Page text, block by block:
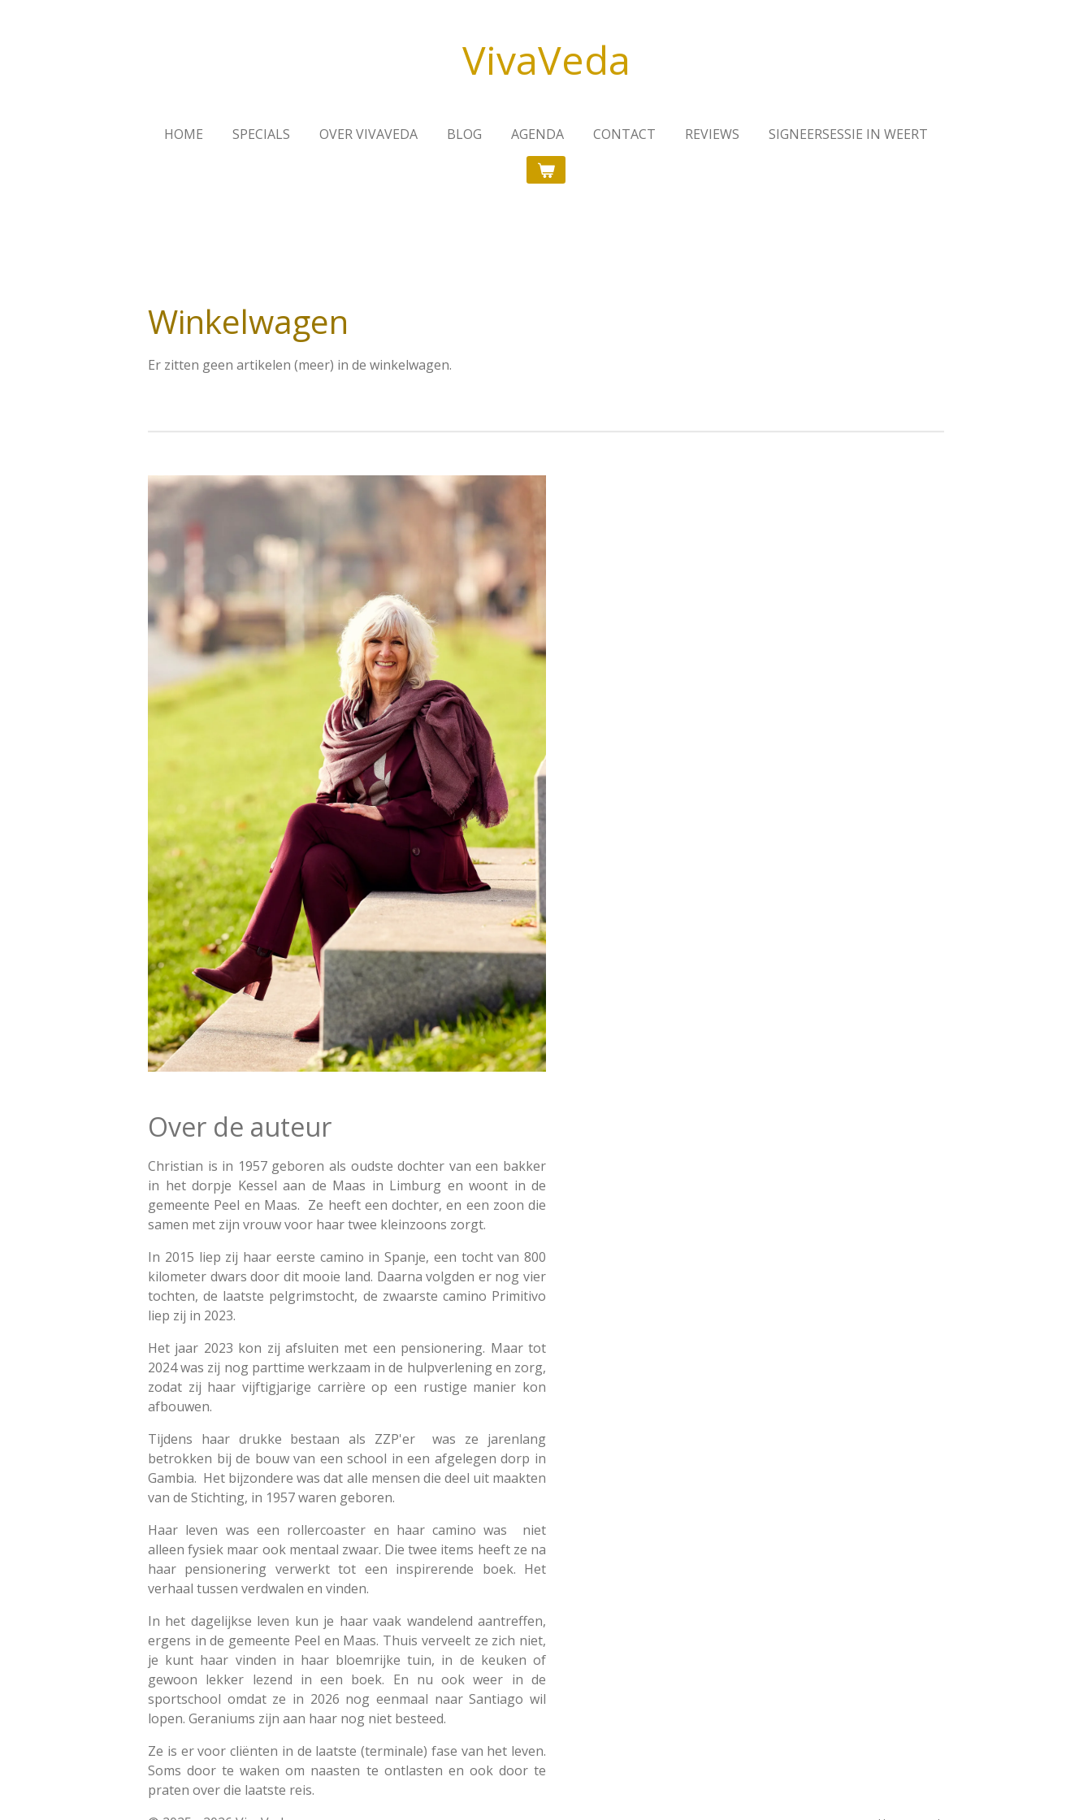
VivaVeda
HOME SPECIALS OVER VIVAVEDA BLOG AGENDA CONTACT REVIEWS SIGNEERSESSIE IN WEERT
Winkelwagen
Er zitten geen artikelen (meer) in de winkelwagen.
Over de auteur
Christian is in 1957 geboren als oudste dochter van een bakker
in het dorpje Kessel aan de Maas in Limburg en woont in de
gemeente Peel en Maas. Ze heeft een dochter, en een zoon die
samen met zijn vrouw voor haar twee kleinzoons zorgt.
In 2015 liep zij haar eerste camino in Spanje, een tocht van 800
kilometer dwars door dit mooie land. Daarna volgden er nog vier
tochten, de laatste pelgrimstocht, de zwaarste camino Primitivo
liep zij in 2023.
Het jaar 2023 kon zij afsluiten met een pensionering. Maar tot
2024 was zij nog parttime werkzaam in de hulpverlening en zorg,
zodat zij haar vijftigjarige carrière op een rustige manier kon
afbouwen.
Tijdens haar drukke bestaan als ZZP'er was ze jarenlang
betrokken bij de bouw van een school in een afgelegen dorp in
Gambia. Het bijzondere was dat alle mensen die deel uit maakten
van de Stichting, in 1957 waren geboren.
Haar leven was een rollercoaster en haar camino was niet
alleen fysiek maar ook mentaal zwaar. Die twee items heeft ze na
haar pensionering verwerkt tot een inspirerende boek. Het
verhaal tussen verdwalen en vinden.
In het dagelijkse leven kun je haar vaak wandelend aantreffen,
ergens in de gemeente Peel en Maas. Thuis verveelt ze zich niet,
je kunt haar vinden in haar bloemrijke tuin, in de keuken of
gewoon lekker lezend in een boek. En nu ook weer in de
sportschool omdat ze in 2026 nog eenmaal naar Santiago wil
lopen. Geraniums zijn aan haar nog niet besteed.
Ze is er voor cliënten in de laatste (terminale) fase van het leven.
Soms door te waken om naasten te ontlasten en ook door te
praten over die laatste reis.